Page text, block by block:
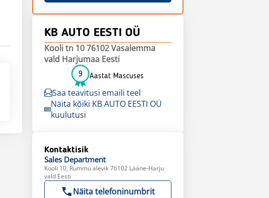
KB AUTO EESTI OÜ
Kooli tn 10 76102 Vasalemma
vald Harjumaa Eesti
9 Aastat Mascuses
Saa teavitusi emaili teel
Näita kõiki KB AUTO EESTI OÜ
kuulutusi
Kontaktisik
Sales Department
Kooli 10, Rummu alevik 76102 Lääne-Harju
vald Eesti
Näita telefoninumbrit